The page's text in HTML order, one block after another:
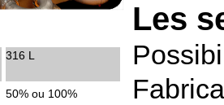
316 L
50% ou 100%
Les